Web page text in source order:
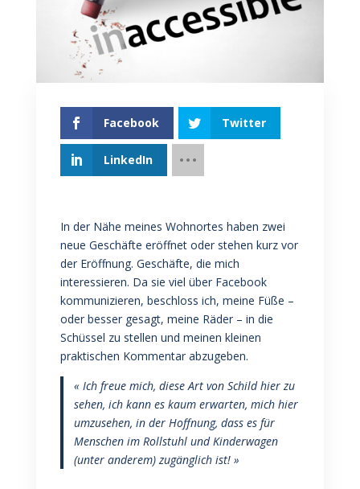
Facebook Twitter
LinkedIn
In der Nähe meines Wohnortes haben zwei
neue Geschäfte eröffnet oder stehen kurz vor
der Eröffnung. Geschäfte, die mich
interessieren. Da sie viel über Facebook
kommunizieren, beschloss ich, meine Füße –
oder besser gesagt, meine Räder – in die
Schüssel zu stellen und meinen kleinen
praktischen Kommentar abzugeben.
« Ich freue mich, diese Art von Schild hier zu
sehen, ich kann es kaum erwarten, mich hier
umzusehen, in der Hoffnung, dass es für
Menschen im Rollstuhl und Kinderwagen
(unter anderem) zugänglich ist! »